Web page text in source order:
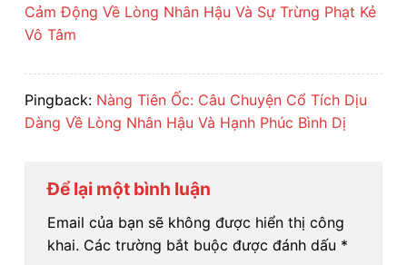
Cảm Động Về Lòng Nhân Hậu Và Sự Trừng Phạt Kẻ
Vô Tâm
Pingback: Nàng Tiên Ốc: Câu Chuyện Cổ Tích Dịu
Dàng Về Lòng Nhân Hậu Và Hạnh Phúc Bình Dị
Để lại một bình luận
Email của bạn sẽ không được hiển thị công
khai. Các trường bắt buộc được đánh dấu *